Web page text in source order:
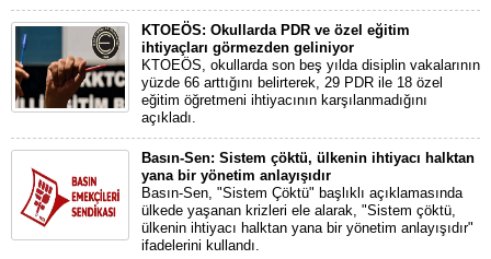
KTOEÖS: Okullarda PDR ve özel eğitim
ihtiyaçları görmezden geliniyor
KTOEÖS, okullarda son beş yılda disiplin vakalarının
yüzde 66 arttığını belirterek, 29 PDR ile 18 özel
eğitim öğretmeni ihtiyacının karşılanmadığını
açıkladı.
Basın-Sen: Sistem çöktü, ülkenin ihtiyacı halktan
yana bir yönetim anlayışıdır
Basın-Sen, "Sistem Çöktü" başlıklı açıklamasında
ülkede yaşanan krizleri ele alarak, "Sistem çöktü,
ülkenin ihtiyacı halktan yana bir yönetim anlayışıdır"
ifadelerini kullandı.